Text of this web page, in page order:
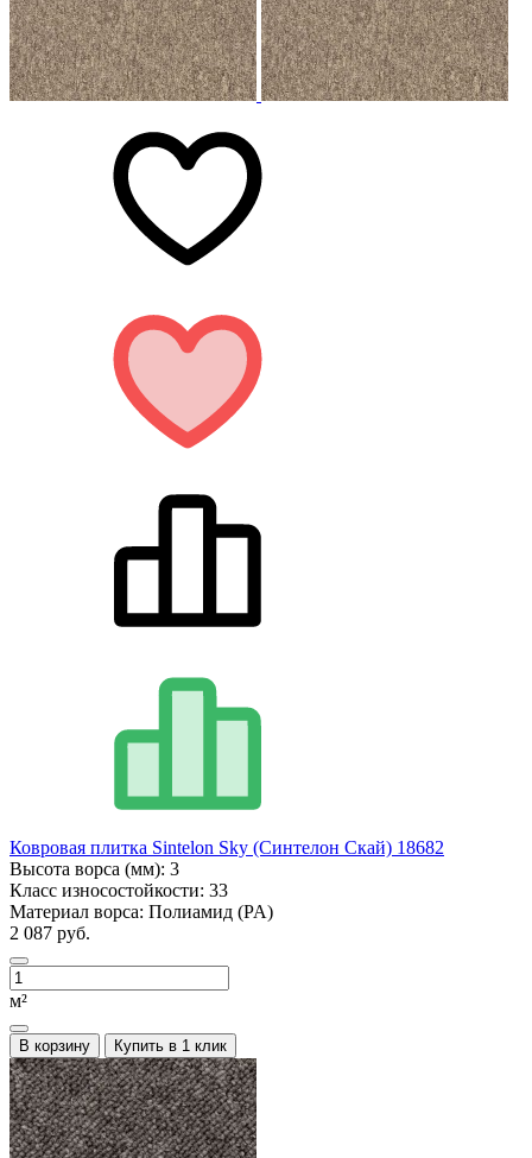
Ковровая плитка Sintelon Sky (Синтелон Скай) 18682
Высота ворса (мм): 3
Класс износостойкости: 33
Материал ворса: Полиамид (PA)
2 087 руб.
м²
В корзину Купить в 1 клик